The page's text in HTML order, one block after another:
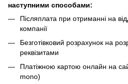
наступними способами:
Післяплата при отриманні на
компанії
Безготівковий розрахунок на
реквізитами
Платіжною картою онлайн на
mono)